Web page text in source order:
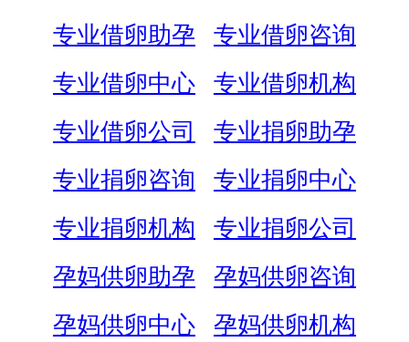
专业借卵助孕
专业借卵咨询
专业借卵中心
专业借卵机构
专业借卵公司
专业捐卵助孕
专业捐卵咨询
专业捐卵中心
专业捐卵机构
专业捐卵公司
孕妈供卵助孕
孕妈供卵咨询
孕妈供卵中心
孕妈供卵机构